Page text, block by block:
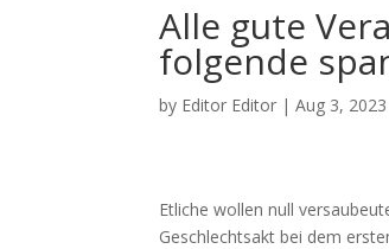
Alle gute
folgende
by Editor Editor |Aug 3, 2023
Etliche wollen null
Geschlechtsakt bei dem